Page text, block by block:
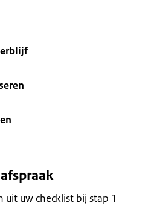
uw checklist bij stap 1